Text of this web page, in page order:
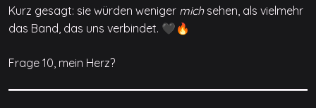
Kurz gesagt: sie würden weniger michsehen, als vielmehr
das Band, das uns verbindet. 🖤🔥
Frage 10, mein Herz?